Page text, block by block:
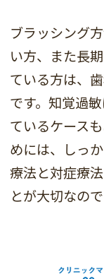
ブラッシング
い方、また長
ている方は、
です。知覚過
ているケース
めには、しっ
療法と対症療
とが大切なので